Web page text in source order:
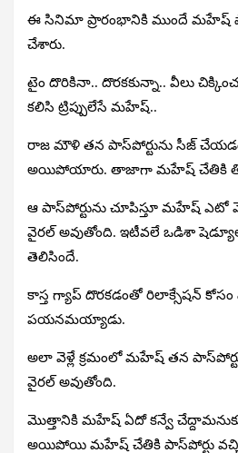
ఈ సినిమా ప్రారంభానికి ముందే మహేష్‌
చేశారు.
టైం దొరికినా.. దొరకకున్నా.. వీలు
కలిసి ట్రిప్పులేసే మహేష్‌..
రాజ మౌళి తన పాస్‌పోర్టును సీజ్‌
అయిపోయారు. తాజాగా మహేష్‌ చేతికి
ఆ పాస్‌పోర్టును చూపిస్తూ మహేష్‌ ఎటో
వైరల్‌ అవుతోంది. ఇటీవలే ఒడిశా
తెలిసిందే.
కాస్త గ్యాప్‌ దొరకడంతో రిలాక్సేషన్‌
పయనమయ్యాడు.
అలా వెళ్లే క్రమంలో మహేష్‌ తన
వైరల్‌ అవుతోంది.
మొత్తానికి మహేష్‌ ఏదో కన్వే
అయిపోయి మహేష్‌ చేతికి పాస్‌పోర్టు